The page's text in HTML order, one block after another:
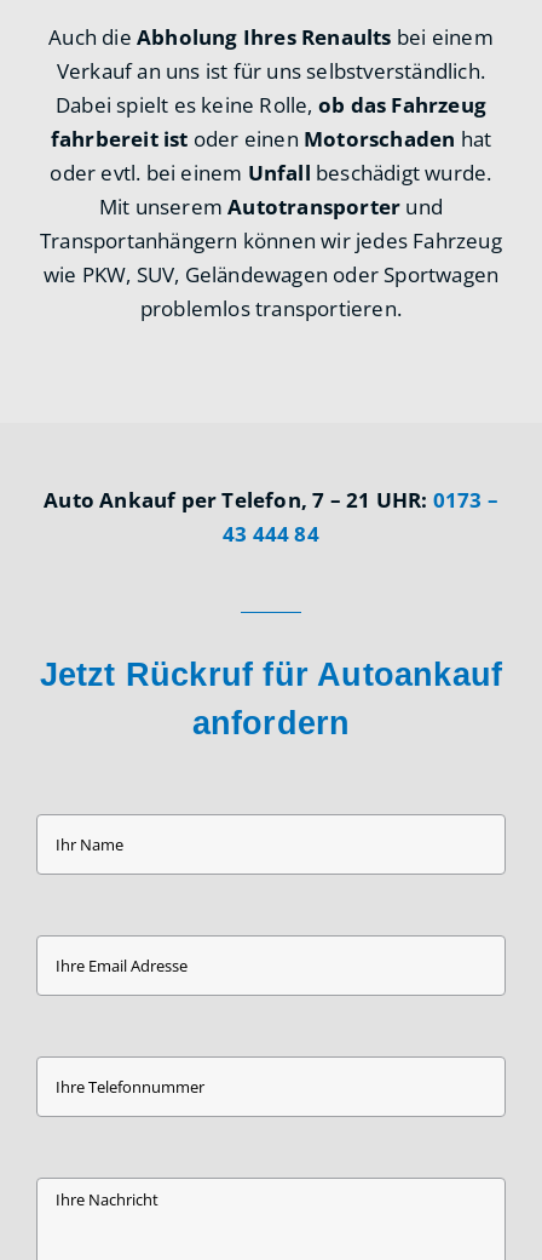
Auch dieAbholung Ihres Renaults bei einem
Verkauf an uns ist für uns selbstverständlich.
Dabei spielt es keine Rolle, ob das Fahrzeug
fahrbereit ist oder einen Motorschaden hat
oder evtl. bei einem Unfall beschädigt wurde.
Mit unseremAutotransporter und
Transportanhängern können wir jedes Fahrzeug
wie PKW, SUV, Geländewagen oder Sportwagen
problemlos transportieren.
Auto Ankauf per Telefon, 7 – 21 UHR: 0173 –
43 444 84
Jetzt Rückruf für Autoankauf
anfordern